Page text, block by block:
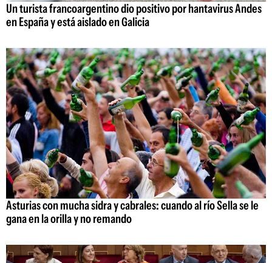
Un turista francoargentino dio positivo por hantavirus Andes
en España y está aislado en Galicia
Asturias con mucha sidra y cabrales: cuando al río Sella se le
gana en la orilla y no remando